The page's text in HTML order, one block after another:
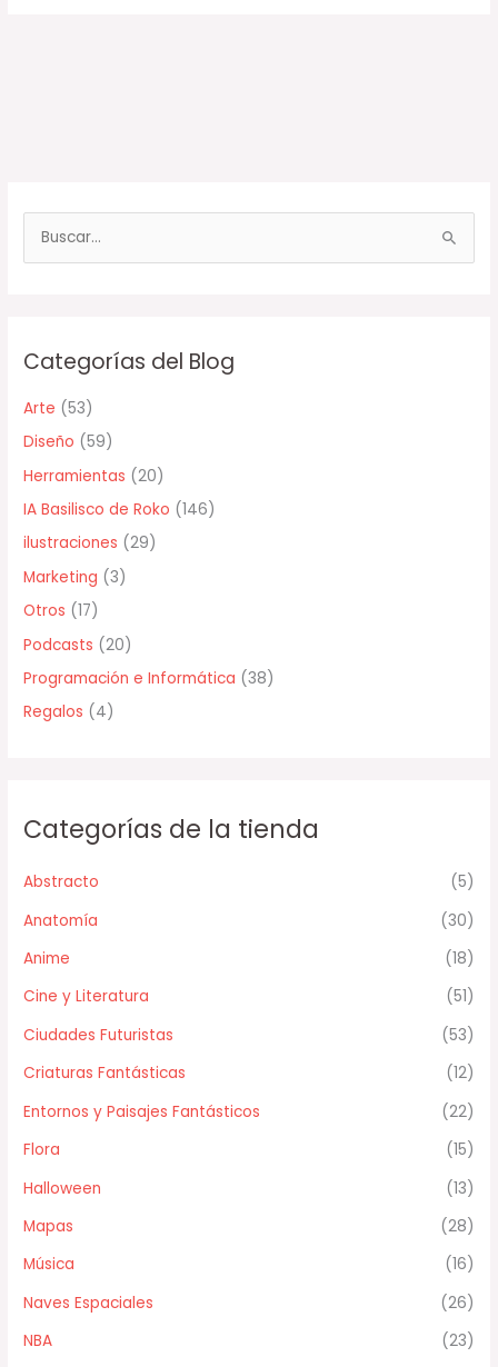
a
o
r
:
Categorías del Blog
Arte (53)
Diseño (59)
Herramientas (20)
IA Basilisco de Roko (146)
ilustraciones (29)
Marketing (3)
Otros (17)
Podcasts (20)
Programación e Informática (38)
Regalos (4)
Categorías de la tienda
Abstracto
(5)
Anatomía
(30)
Anime
(18)
Cine y Literatura
(51)
Ciudades Futuristas
(53)
Criaturas Fantásticas
(12)
Entornos y Paisajes Fantásticos
(22)
Flora
(15)
Halloween
(13)
Mapas
(28)
Música
(16)
Naves Espaciales
(26)
NBA
(23)